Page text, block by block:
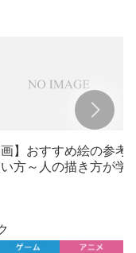
画】おすすめ絵の参考
方～人の描き方が学